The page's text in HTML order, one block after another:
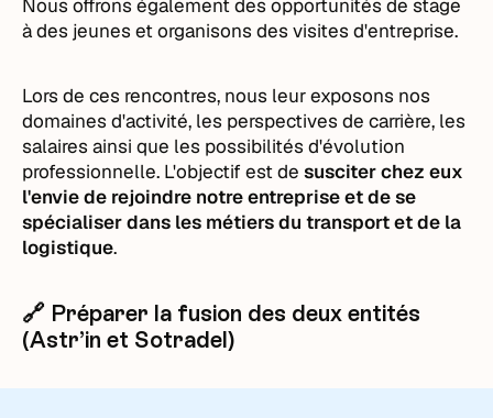
Nous offrons également des opportunités de stage
à des jeunes et organisons des visites d'entreprise.
Lors de ces rencontres, nous leur exposons nos
domaines d'activité, les perspectives de carrière, les
salaires ainsi que les possibilités d'évolution
professionnelle. L'objectif est desusciter chez eux
l'envie de rejoindre notre entreprise et de se
spécialiser dans les métiers du transport et de la
logistique.
🔗 Préparer la fusion des deux entités
(Astr’in et Sotradel)